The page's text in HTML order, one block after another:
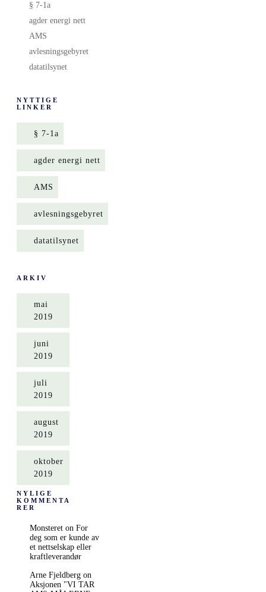
§ 7-1a
agder energi nett
AMS
avlesningsgebyret
datatilsynet
NYTTIGE
LINKER
§ 7-1a
agder energi nett
AMS
avlesningsgebyret
datatilsynet
ARKIV
mai
2019
juni
2019
juli
2019
august
2019
oktober
2019
NYLIGE
KOMMENTA
RER
Monsteret on For
deg som er kunde av
et nettselskap eller
kraftleverandør
Arne Fjeldberg on
Aksjonen "VI TAR